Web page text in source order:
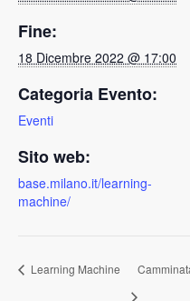
Fine:
18 Dicembre 2022 @ 17:00
Categoria Evento:
Eventi
Sito web:
base.milano.it/learning-
machine/
Learning Machine